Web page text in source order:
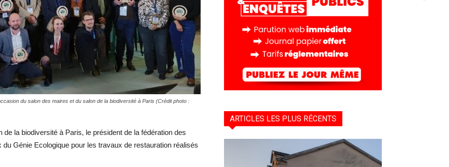
Hebdo39
du salon des maires et du salon de la biodiversité à Paris (Crédit photo :
de la biodiversité à Paris, le président de la fédération des
Génie Ecologique pour les travaux de restauration réalisés
ARTICLES LES PLUS RÉCENTS